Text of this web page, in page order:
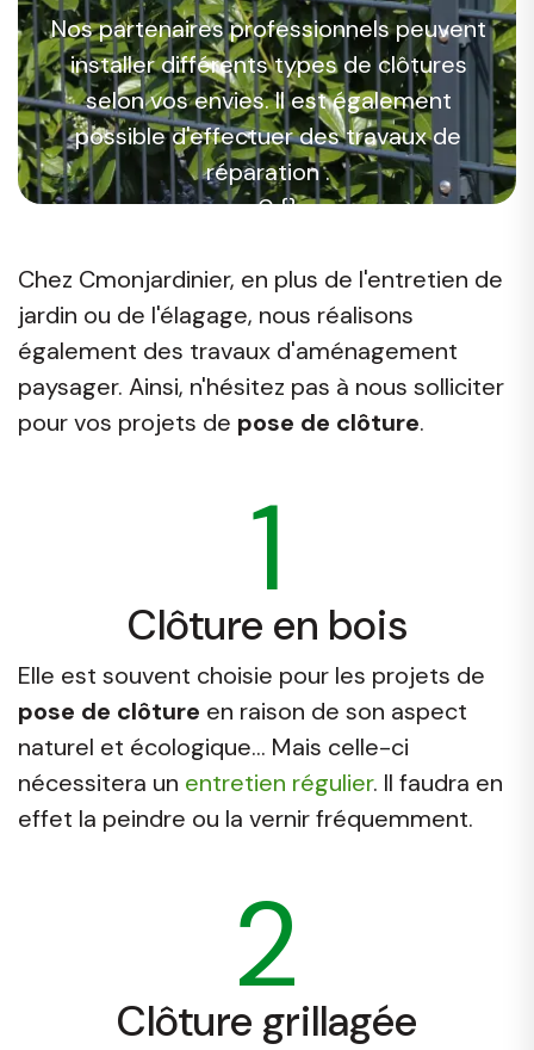
Nos partenaires professionnels peuvent
installer différents types de clôtures
selon vos envies. Il est également
possible d'effectuer des travaux de
réparation .
a:0:{}
Chez Cmonjardinier, en plus de l'entretien de
jardin ou de l'élagage, nous réalisons
également des travaux d'aménagement
paysager. Ainsi, n'hésitez pas à nous solliciter
pour vos projets de pose de clôture.
1
Clôture en bois
Elle est souvent choisie pour les projets de
pose de clôture en raison de son aspect
naturel et écologique... Mais celle-ci
nécessitera un entretien régulier. Il faudra en
effet la peindre ou la vernir fréquemment.
2
Clôture grillagée